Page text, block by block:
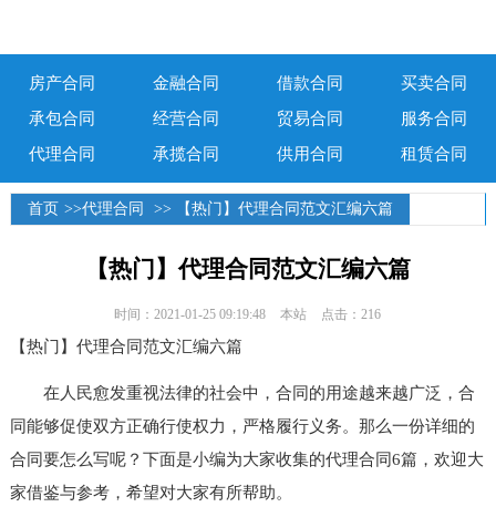
房产合同 金融合同 借款合同
买卖合同
承包合同
经营合同 贸易合同
服务合同
代理合同
承揽合同 供用合同 租赁合同
首页 >>代理合同 >> 【热门】代理合同范文汇编六篇
【热门】代理合同范文汇编六篇
时间：2021-01-25 09:19:48 本站 点击：216
【热门】代理合同范文汇编六篇
在人民愈发重视法律的社会中，合同的用途越来越广泛，合
同能够促使双方正确行使权力，严格履行义务。那么一份详细的
合同要怎么写呢？下面是小编为大家收集的代理合同6篇，欢迎大
家借鉴与参考，希望对大家有所帮助。